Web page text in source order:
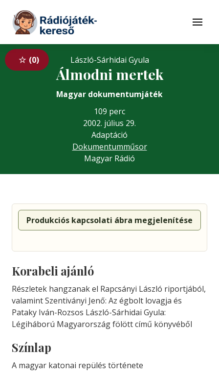
Tovább a tartalomhoz
Menü
0 László-Sárhidai Gyula
Álmodni mertek
Magyar dokumentumjáték
109 perc
2002. július 29.
Adaptáció
Dokumentumműsor
Magyar Rádió
Produkciós kapcsolati ábra megjelenítése
Korabeli ajánló
Részletek hangzanak el Rapcsányi László riportjából,
valamint Szentiványi Jenő: Az égbolt lovagja és
Pataky Iván-Rozsos László-Sárhidai Gyula:
Légiháború Magyarország fölött című könyvéből
Színlap
A magyar katonai repülés története